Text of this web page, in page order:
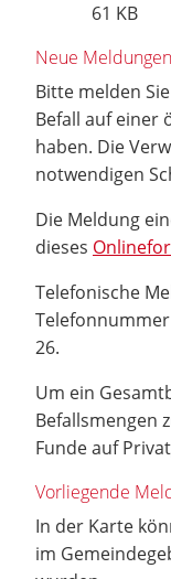
61 KB
Neue Meldungen
Bitte melden
Befall auf einer
haben. Die
notwendigen
Die Meldung
dieses
Telefonische
26.
Um ein
Befallsmengen
Funde auf
Vorliegende
In der Karte
im